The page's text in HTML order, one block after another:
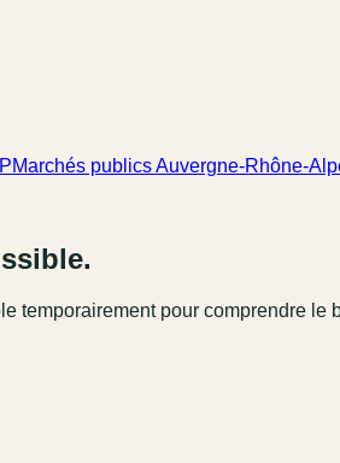
Marchés publics Auvergne-Rhône-
temporairement pour comprendre